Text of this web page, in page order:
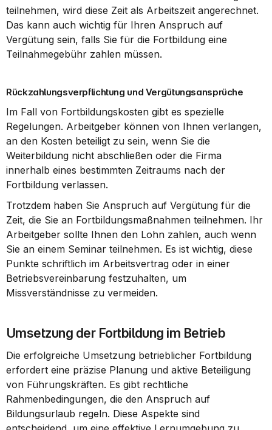
teilnehmen, wird diese Zeit als Arbeitszeit angerechnet.
Das kann auch wichtig für Ihren Anspruch auf
Vergütung sein, falls Sie für die Fortbildung eine
Teilnahmegebühr zahlen müssen.
Rückzahlungsverpflichtung und Vergütungsansprüche
Im Fall von Fortbildungskosten gibt es spezielle
Regelungen. Arbeitgeber können von Ihnen verlangen,
an den Kosten beteiligt zu sein, wenn Sie die
Weiterbildung nicht abschließen oder die Firma
innerhalb eines bestimmten Zeitraums nach der
Fortbildung verlassen.
Trotzdem haben Sie Anspruch auf Vergütung für die
Zeit, die Sie an Fortbildungsmaßnahmen teilnehmen. Ihr
Arbeitgeber sollte Ihnen den Lohn zahlen, auch wenn
Sie an einem Seminar teilnehmen. Es ist wichtig, diese
Punkte schriftlich im Arbeitsvertrag oder in einer
Betriebsvereinbarung festzuhalten, um
Missverständnisse zu vermeiden.
Umsetzung der Fortbildung im Betrieb
Die erfolgreiche Umsetzung betrieblicher Fortbildung
erfordert eine präzise Planung und aktive Beteiligung
von Führungskräften. Es gibt rechtliche
Rahmenbedingungen, die den Anspruch auf
Bildungsurlaub regeln. Diese Aspekte sind